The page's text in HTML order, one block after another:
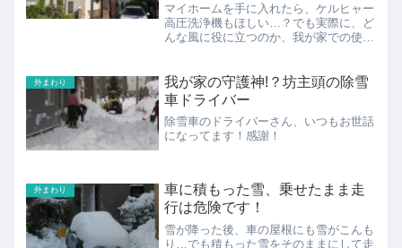
マイホームを手に入れたら、ケルヒャー
高圧洗浄機もほしい…？でも実際に、ど
んな風に役に立つのか、我が家での使い
外まわり
我が家の守護神!？坊主頭の除雪
車ドライバー
除雪車のドライバーさん、いつもお世話
になってます！感謝！
外まわり
車に積もった雪、乗せたまま走
行は危険です！
雪が降った後、車の屋根にも雪がこんも
り…でも積もった雪をそのままにして走